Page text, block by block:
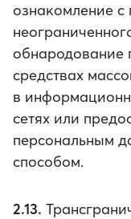
ознакомление
обнародование
средствах
в
сетях или
персональным
способом.
2.13.